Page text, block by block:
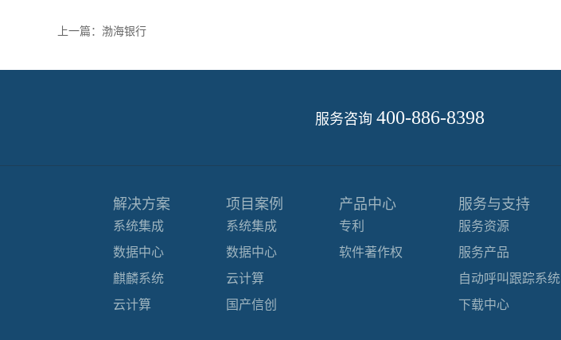
上一篇： 渤海银行
服务咨询 400-886-8398
解决方案
系统集成
数据中心
麒麟系统
云计算
项目案例
系统集成
数据中心
云计算
国产信创
产品中心
专利
软件著作权
服务与支持
服务资源
服务产品
自动呼叫跟踪系统
下载中心